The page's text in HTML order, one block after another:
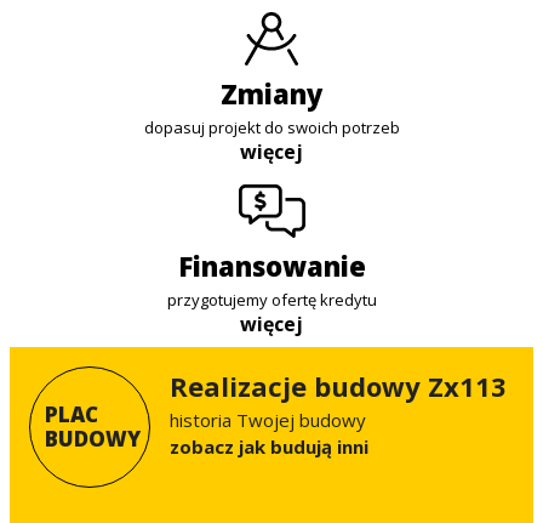
zmiany
dopasuj projekt do swoich potrzeb
więcej
finansowanie
przygotujemy ofertę kredytu
więcej
PLAC
BUDOWY
Realizacje budowy Zx113
historia Twojej budowy
Zobacz jak budują inni